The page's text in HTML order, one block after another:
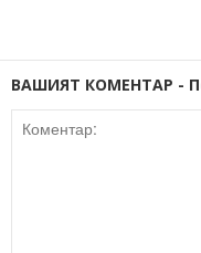
ВАШИЯТ КОМЕНТАР -